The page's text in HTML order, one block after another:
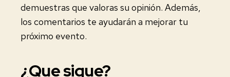
demuestras que valoras su opinión. Además,
los comentarios te ayudarán a mejorar tu
próximo evento.
¿Que sigue?